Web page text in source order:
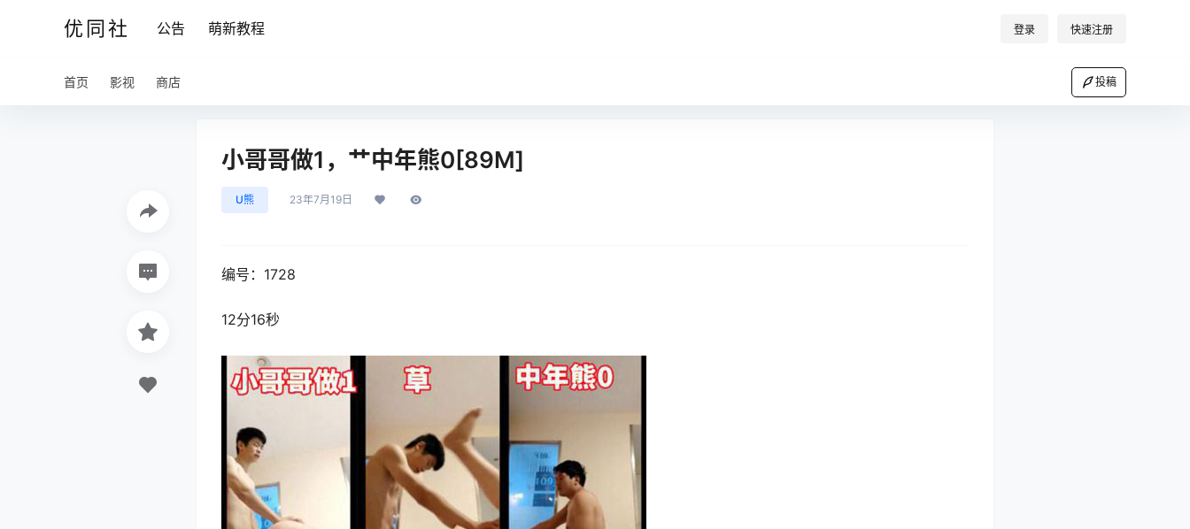
优同社 公告 萌新教程 登录 快速注册
首页 影视 商店 投稿
小哥哥做1，艹中年熊0[89M]
U熊 23年7月19日
编号：1728
12分16秒